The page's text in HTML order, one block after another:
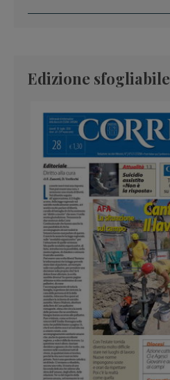
Edizione sfogliabile